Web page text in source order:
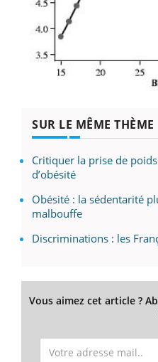
SUR LE MÊME THÈME
Critiquer la prise de
d’obésité
Obésité : la sédentarité
malbouffe
Discriminations : les
Vous aimez cet article ?